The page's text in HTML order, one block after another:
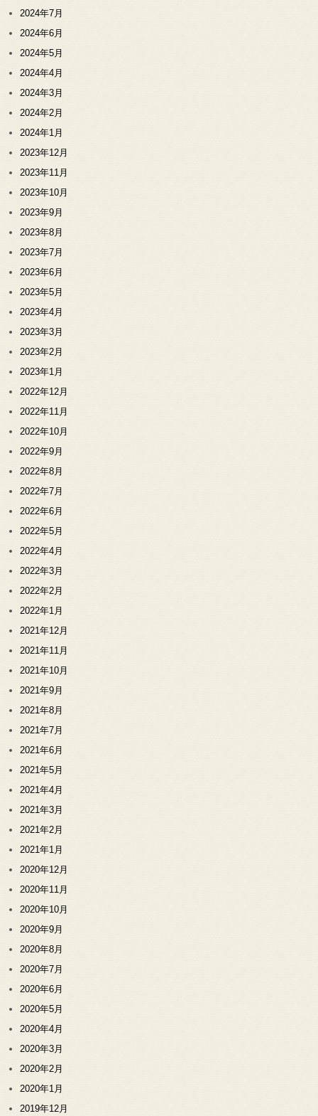
2024年7月
2024年6月
2024年5月
2024年4月
2024年3月
2024年2月
2024年1月
2023年12月
2023年11月
2023年10月
2023年9月
2023年8月
2023年7月
2023年6月
2023年5月
2023年4月
2023年3月
2023年2月
2023年1月
2022年12月
2022年11月
2022年10月
2022年9月
2022年8月
2022年7月
2022年6月
2022年5月
2022年4月
2022年3月
2022年2月
2022年1月
2021年12月
2021年11月
2021年10月
2021年9月
2021年8月
2021年7月
2021年6月
2021年5月
2021年4月
2021年3月
2021年2月
2021年1月
2020年12月
2020年11月
2020年10月
2020年9月
2020年8月
2020年7月
2020年6月
2020年5月
2020年4月
2020年3月
2020年2月
2020年1月
2019年12月